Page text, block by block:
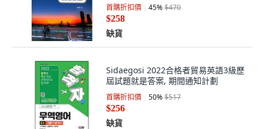
首購折扣價 45%$470
$258
缺貨
Sidaegosi 2022合格者貿易英語3級歷
屆試題就是答案, 期間通知計劃
首購折扣價 50%$517
$256
缺貨